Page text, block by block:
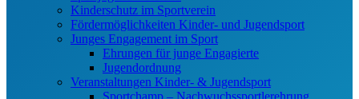
Kinderschutz im Sportverein
Fördermöglichkeiten Kinder- und Jugendsport
Junges Engagement im Sport
Ehrungen für junge Engagierte
Jugendordnung
Veranstaltungen Kinder- & Jugendsport
Sportchamp – Nach­wuchs­sportler­ehrung